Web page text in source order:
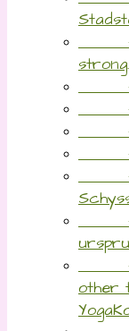
-
-
-
-
-
-
-
-
other